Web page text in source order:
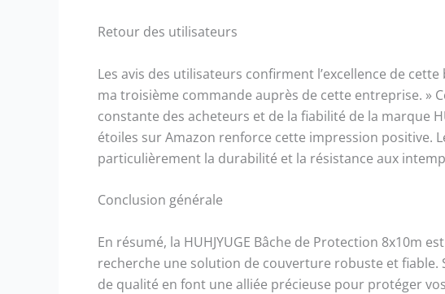
Retour des utilisateurs
Les avis des utilisateurs confirment l’excellence de
ma troisième commande auprès de cette entreprise. »
constante des acheteurs et de la fiabilité de la marque
étoiles sur Amazon renforce cette impression positive.
particulièrement la durabilité et la résistance aux
Conclusion générale
En résumé, la HUHJYUGE Bâche de Protection 8x10m
recherche une solution de couverture robuste et fiable.
de qualité en font une alliée précieuse pour protéger